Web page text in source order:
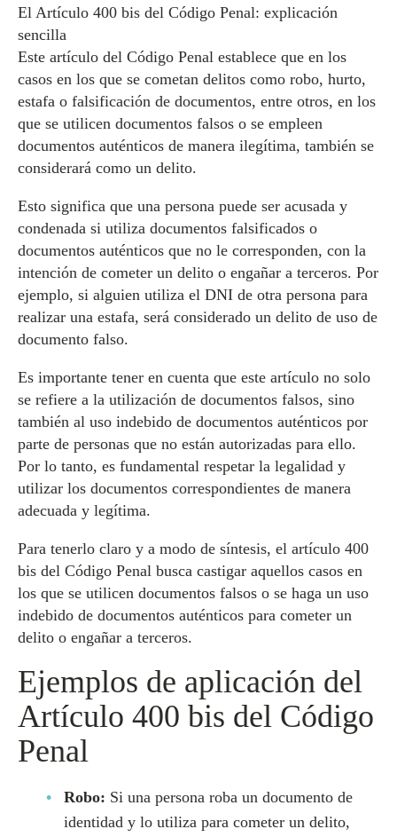
El Artículo 400 bis del Código Penal: explicación
sencilla
Este artículo del Código Penal establece que en los
casos en los que se cometan delitos como robo, hurto,
estafa o falsificación de documentos, entre otros, en los
que se utilicen documentos falsos o se empleen
documentos auténticos de manera ilegítima, también se
considerará como un delito.
Esto significa que una persona puede ser acusada y
condenada si utiliza documentos falsificados o
documentos auténticos que no le corresponden, con la
intención de cometer un delito o engañar a terceros. Por
ejemplo, si alguien utiliza el DNI de otra persona para
realizar una estafa, será considerado un delito de uso de
documento falso.
Es importante tener en cuenta que este artículo no solo
se refiere a la utilización de documentos falsos, sino
también al uso indebido de documentos auténticos por
parte de personas que no están autorizadas para ello.
Por lo tanto, es fundamental respetar la legalidad y
utilizar los documentos correspondientes de manera
adecuada y legítima.
Para tenerlo claro y a modo de síntesis, el artículo 400
bis del Código Penal busca castigar aquellos casos en
los que se utilicen documentos falsos o se haga un uso
indebido de documentos auténticos para cometer un
delito o engañar a terceros.
Ejemplos de aplicación del
Artículo 400 bis del Código
Penal
Robo: Si una persona roba un documento de
identidad y lo utiliza para cometer un delito,